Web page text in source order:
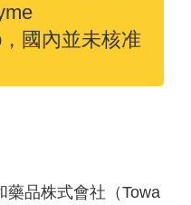
國內並未核准
藥品株式會社（Towa